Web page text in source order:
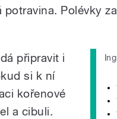
Polévky
připravit i
si k ní
kořenové
a cibuli.